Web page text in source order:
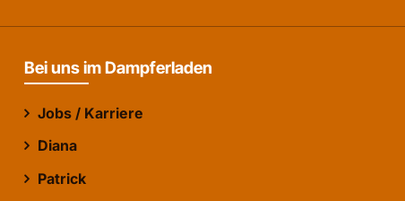
Bei uns im Dampferladen
Jobs / Karriere
Diana
Patrick